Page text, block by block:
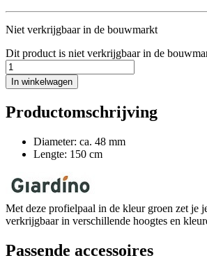
Niet verkrijgbaar in de bouwmarkt
Dit product is niet verkrijgbaar in de
In winkelwagen
Productomschrijving
Diameter: ca. 48 mm
Lengte: 150 cm
Met deze profielpaal in de kleur groen zet je
verkrijgbaar in verschillende hoogtes en
Passende accessoires